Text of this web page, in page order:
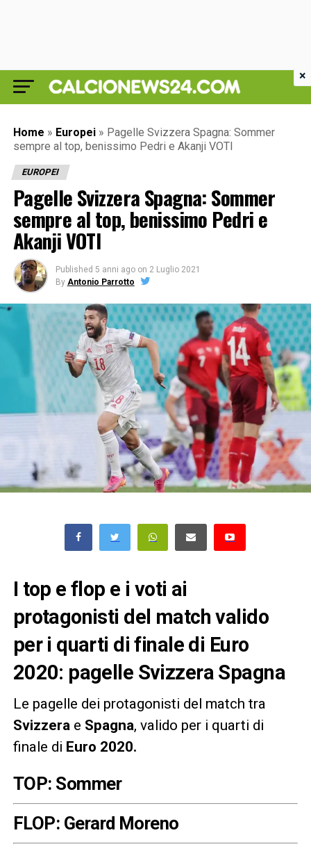
Home » Europei » Pagelle Svizzera Spagna: Sommer
sempre al top, benissimo Pedri e Akanji VOTI
EUROPEI
Pagelle Svizzera Spagna: Sommer
sempre al top, benissimo Pedri e
Akanji VOTI
Published 5 anni ago on 2 Luglio 2021
By Antonio Parrotto
I top e flop e i voti ai
protagonisti del match valido
per i quarti di finale di Euro
2020: pagelle Svizzera Spagna
Le pagelle dei protagonisti del match tra
Svizzera e Spagna, valido per i quarti di
finale di Euro 2020.
TOP: Sommer
FLOP: Gerard Moreno
×